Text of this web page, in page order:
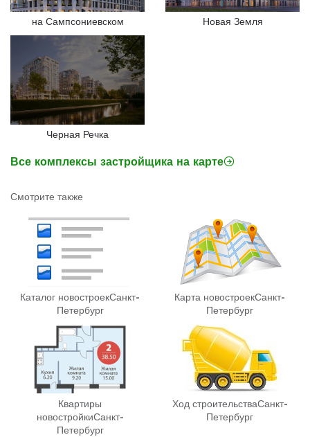
на Сампсониевском Новая Земля
Черная Речка
Все комплексы застройщика на карте
Смотрите также
Каталог новостроекСанкт-
Петербург
Карта новостроекСанкт-
Петербург
Квартиры
новостройкиСанкт-
Петербург
Ход строительстваСанкт-
Петербург